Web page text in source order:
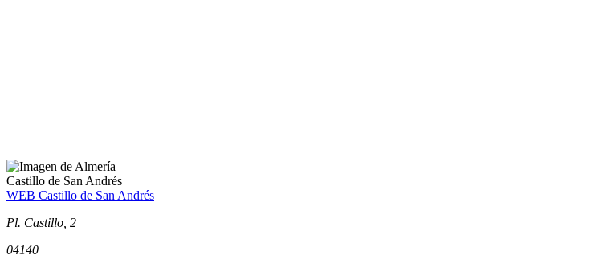
Castillo de San Andrés
WEB Castillo de San Andrés
Pl. Castillo, 2
04140